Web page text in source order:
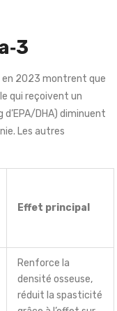
en 2023 montrent que
qui reçoivent un
DHA) diminuent
Les autres
Effet principal
Renforce la
densité osseuse,
réduit la spasticité